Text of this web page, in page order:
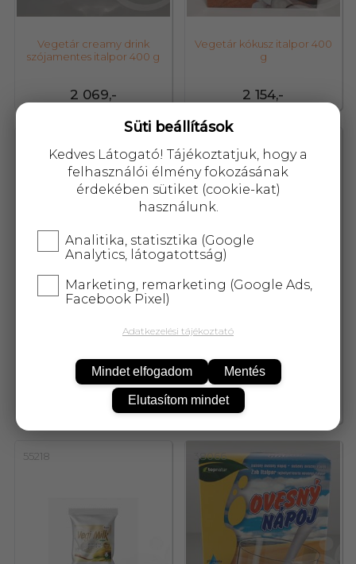
2 069,-
Vegetár creamy drink
szójamentes italpor 400 g
2 154,-
Vegetár kókusz italpor 400
g
1 795,-
Vegetár kukorica italpor
400 g
1 795,-
Vegetár vegi milk
laktózmentes italpor 400 g
55218 38066
Süti beállítások
Kedves Látogató! Tájékoztatjuk, hogy a
felhasználói élmény fokozásának
érdekében sütiket (cookie-kat)
használunk.
Analitika, statisztika (Google
Analytics, látogatottság)
Marketing, remarketing (Google Ads,
Facebook Pixel)
Adatkezelési tájékoztató
Mindet elfogadom Mentés
Elutasítom mindet